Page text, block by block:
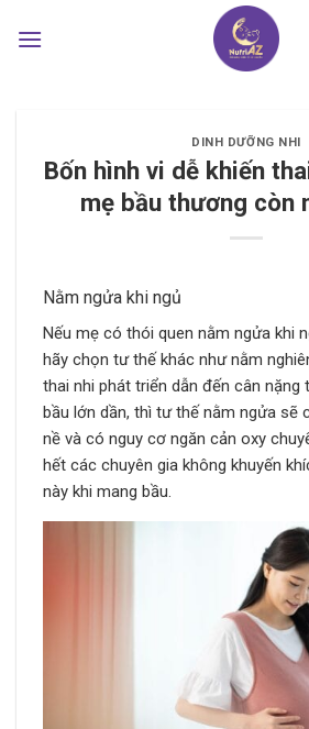
qua
DINH DƯỠNG NHI
Bốn hình vi dễ khiến
mẹ bầu thương còn
Nằm ngửa khi ngủ
Nếu mẹ có thói quen nằm ngửa khi
hãy chọn tư thế khác như nằm
thai nhi phát triển dẫn đến cân nặng
bầu lớn dần, thì tư thế nằm ngửa sẽ
nề và có nguy cơ ngăn cản oxy
hết các chuyên gia không khuyến
này khi mang bầu.